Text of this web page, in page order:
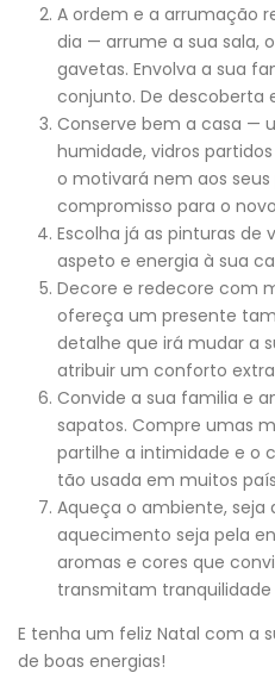
A ordem e a arrumação
dia — arrume a sua sala,
gavetas. Envolva a sua
conjunto. De descoberta
Conserve bem a casa —
humidade, vidros
o motivará nem aos
compromisso para o
Escolha já as pinturas de
aspeto e energia à sua
Decore e redecore com
ofereça um presente
detalhe que irá mudar a
atribuir um conforto
Convide a sua familia e
sapatos. Compre umas
partilhe a intimidade e o
tão usada em muitos
Aqueça o ambiente, seja
aquecimento seja pela
aromas e cores que
transmitam
E tenha um feliz Natal com a
de boas energias!